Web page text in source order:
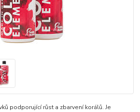
podporující růst a zbarvení korálů. Je